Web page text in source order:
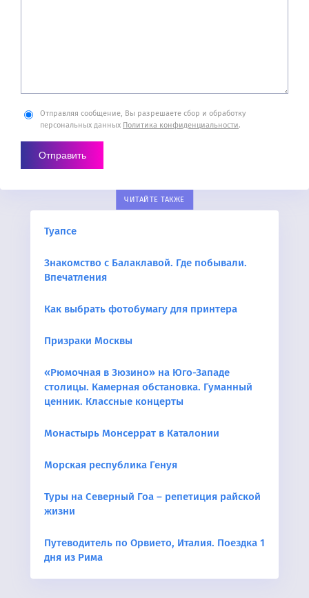
Отправляя сообщение, Вы разрешаете сбор и обработку
персональных данных Политика конфиденциальности.
ЧИТАЙТЕ ТАКЖЕ
Туапсе
Знакомство с Балаклавой. Где побывали.
Впечатления
Как выбрать фотобумагу для принтера
Призраки Москвы
«Рюмочная в Зюзино» на Юго-Западе
столицы. Камерная обстановка. Гуманный
ценник. Классные концерты
Монастырь Монсеррат в Каталонии
Морская республика Генуя
Туры на Северный Гоа – репетиция райской
жизни
Путеводитель по Орвието, Италия. Поездка 1
дня из Рима